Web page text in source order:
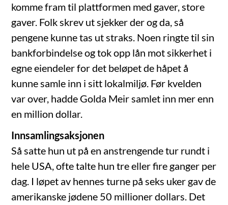
komme fram til plattformen med gaver, store
gaver. Folk skrev ut sjekker der og da, så
pengene kunne tas ut straks. Noen ringte til sin
bankforbindelse og tok opp lån mot sikkerhet i
egne eiendeler for det beløpet de håpet å
kunne samle inn i sitt lokalmiljø. Før kvelden
var over, hadde Golda Meir samlet inn mer enn
en million dollar.
Innsamlingsaksjonen
Så satte hun ut på en anstrengende tur rundt i
hele USA, ofte talte hun tre eller fire ganger per
dag. I løpet av hennes turne på seks uker gav de
amerikanske jødene 50 millioner dollars. Det